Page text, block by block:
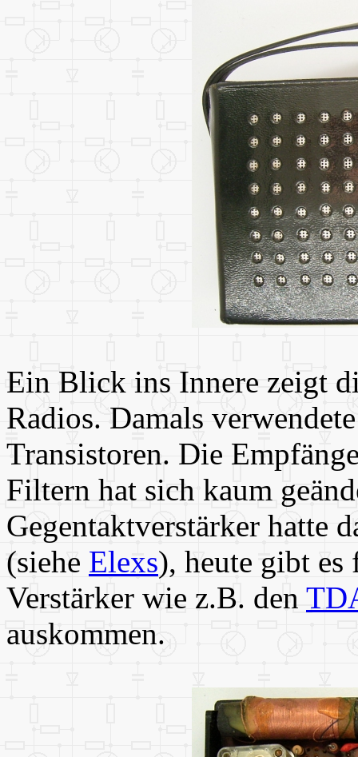
Ein Blick ins Innere zeigt
Radios. Damals
Transistoren. Die
Filtern hat sich kaum
Gegentaktverstärker hatte
(siehe Elexs), heute gibt
Verstärker wie z.B. den
auskommen.